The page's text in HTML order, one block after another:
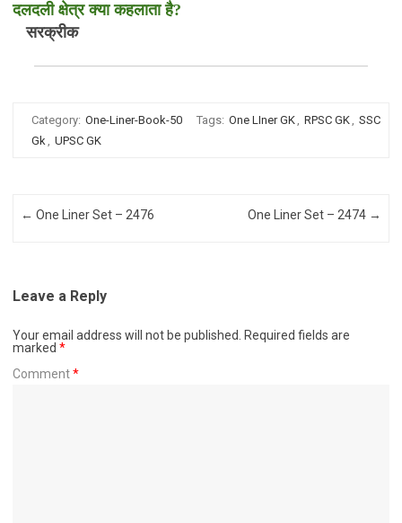
दलदली क्षेत्र क्या कहलाता है?
सरक्रीक
Category: One-Liner-Book-50 Tags: One LIner GK, RPSC GK, SSC
Gk, UPSC GK
Post navigation
← One Liner Set – 2476 One Liner Set – 2474 →
Leave a Reply
Your email address will not be published.
Required fields are
marked *
Comment*